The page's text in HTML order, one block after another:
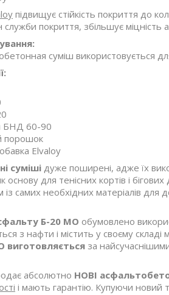
підвищує стійкість покриття до
покриття, збільшує міцність
суміш використовується
БНД 60-90
порошок
Elvaloy
суміші дуже поширені, адже їх
основу для тенісних кортів і
самих необхідних матеріалів для
Б-20 МО обумовлено
з нафти і містить у своєму
виготовляється за
абсолютно НОВІ
і мають гарантію. Купуючи новий